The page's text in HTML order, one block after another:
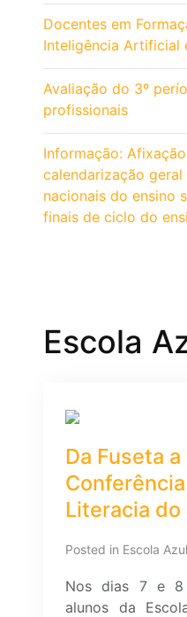
Docentes em
Inteligência Artificial
Avaliação do 3º
profissionais
Informação:
calendarização
nacionais do ensino
finais de ciclo do
Escola
Da Fuseta
Literacia do
Posted in Escola Azul
Nos dias 7 e 8
alunos da